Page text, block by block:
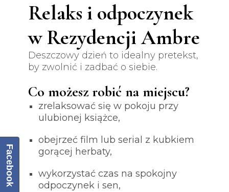
Relaks i odpoczynek
w Rezydencji Ambre
Deszczowy dzień to idealny pretekst,
by zwolnić i zadbać o siebie.
Co możesz robić na miejscu?
zrelaksować się w pokoju przy
ulubionej książce,
obejrzeć film lub serial z kubkiem
gorącej herbaty,
wykorzystać czas na spokojny
odpoczynek i sen,
Facebook